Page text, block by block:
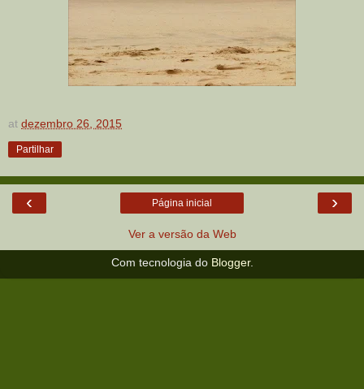
at dezembro 26, 2015
Partilhar
‹ ›
Página inicial
Ver a versão da Web
Com tecnologia do Blogger.